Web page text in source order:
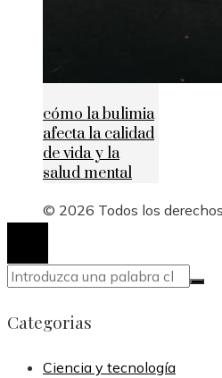
cómo la bulimia
afecta la calidad
de vida y la
salud mental
© 2026 Todos los
Categorias
Ciencia y tecnología